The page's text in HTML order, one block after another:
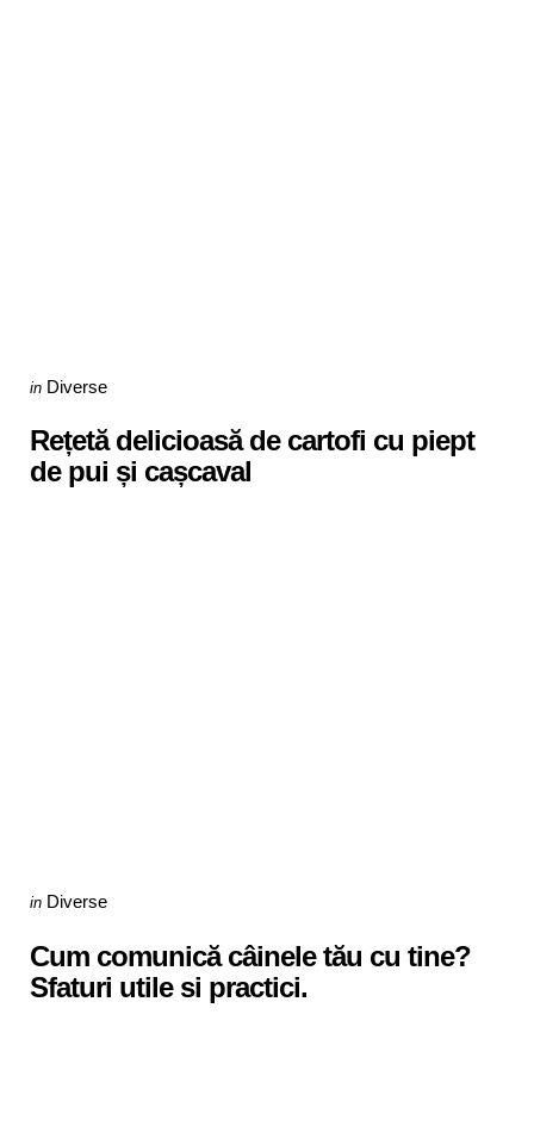
Categories
Posted
in Diverse
Rețetă delicioasă de cartofi cu piept
de pui și cașcaval
Categories
Posted
in Diverse
Cum comunică câinele tău cu tine?
Sfaturi utile si practici.